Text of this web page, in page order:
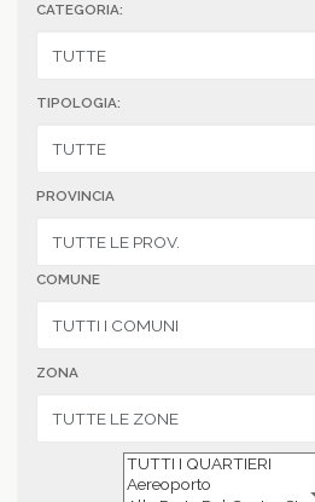
CATEGORIA:
TIPOLOGIA:
PROVINCIA
COMUNE
ZONA